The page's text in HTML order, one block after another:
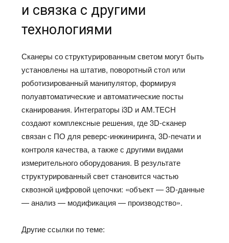
и связка с другими
технологиями
Сканеры со структурированным светом могут быть
установлены на штатив, поворотный стол или
роботизированный манипулятор, формируя
полуавтоматические и автоматические посты
сканирования. Интеграторы i3D и AM.TECH
создают комплексные решения, где 3D‑сканер
связан с ПО для реверс‑инжиниринга, 3D‑печати и
контроля качества, а также с другими видами
измерительного оборудования. В результате
структурированный свет становится частью
сквозной цифровой цепочки: «объект — 3D‑данные
— анализ — модификация — производство».
Другие ссылки по теме: